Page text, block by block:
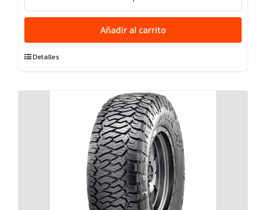
RAZR
HT780
cantidad
Añadir al carrito
Detalles